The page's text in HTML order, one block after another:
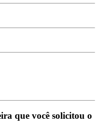
que você solicitou o